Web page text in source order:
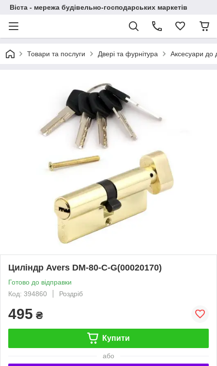
Віста - мережа будівельно-господарських маркетів
Товари та послуги Двері та фурнітура Аксесуари до
Циліндр Avers DM-80-C-G(00020170)
Готово до відправки
Код: 394860
Роздріб
495 ₴
Купити
або